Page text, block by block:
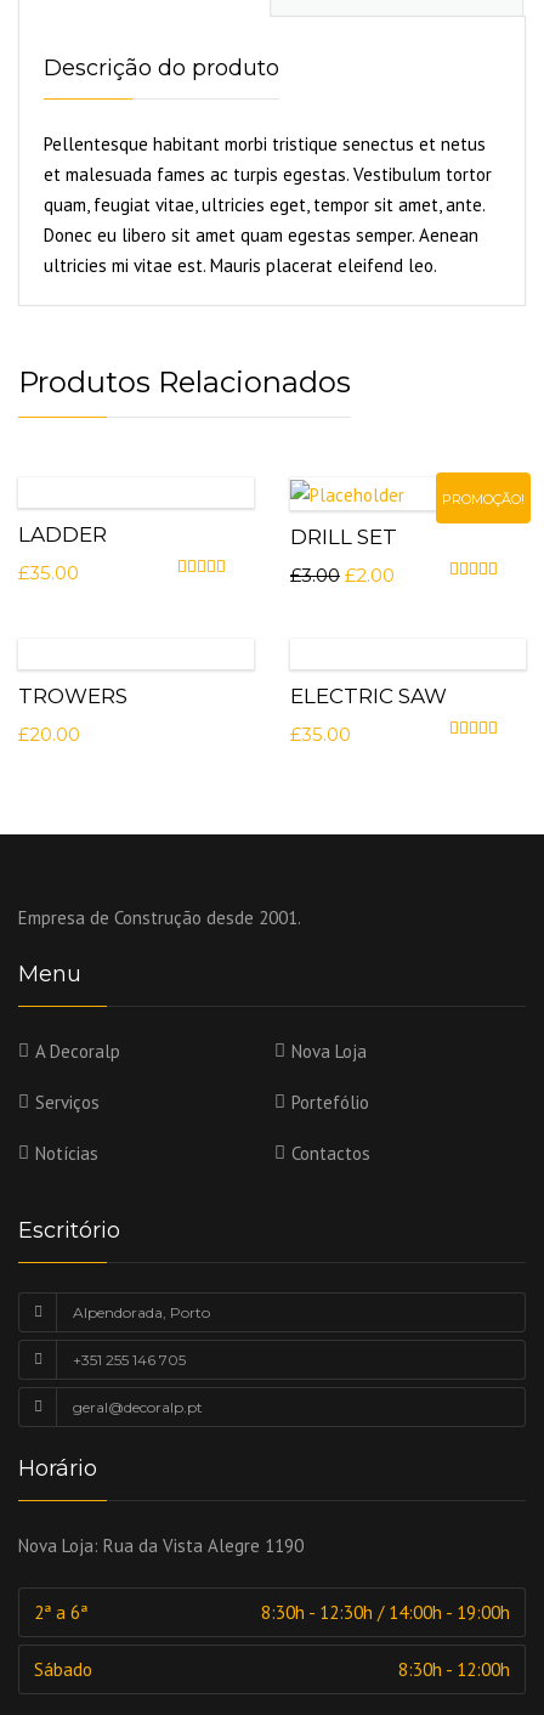
Descrição do produto
Pellentesque habitant morbi tristique senectus et netus
et malesuada fames ac turpis egestas. Vestibulum tortor
quam, feugiat vitae, ultricies eget, tempor sit amet, ante.
Donec eu libero sit amet quam egestas semper. Aenean
ultricies mi vitae est. Mauris placerat eleifend leo.
Produtos Relacionados
LADDER
£35.00
PROMOÇÃO!
DRILL SET
£3.00 £2.00
TROWERS
£20.00
ELECTRIC SAW
£35.00
Empresa de Construção desde 2001.
Menu
A Decoralp Nova Loja
Serviços Portefólio
Notícias Contactos
Escritório
Alpendorada, Porto
+351 255 146 705
geral@decoralp.pt
Horário
Nova Loja: Rua da Vista Alegre 1190
2ª a 6ª 8:30h - 12:30h / 14:00h - 19:00h
Sábado 8:30h - 12:00h